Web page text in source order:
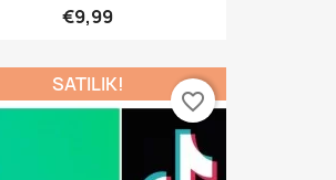
€9,99
SATILIK!
favorite_border